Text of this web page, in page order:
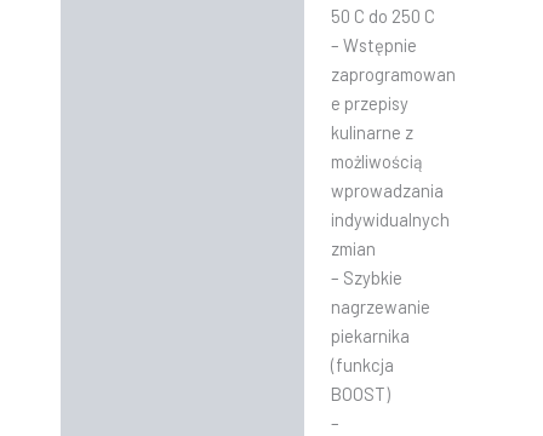
50 C do 250 C
– Wstępnie
zaprogramowan
e przepisy
kulinarne z
możliwością
wprowadzania
indywidualnych
zmian
– Szybkie
nagrzewanie
piekarnika
(funkcja
BOOST)
–